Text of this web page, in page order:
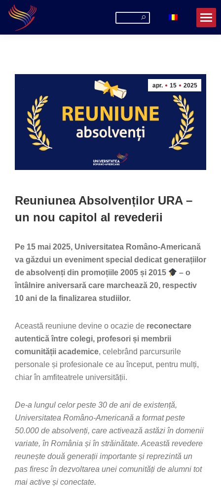
Search:
apr. 15 2025
Reuniunea Absolvenților URA –
un nou capitol al revederii
Pe 15 mai 2025, Universitatea Româno-Americană
va găzdui un eveniment special dedicat generațiilor
de absolvenți din promoțiile 2005 și 2015
– o
întâlnire aniversară care marchează 20, respectiv
10 ani de la finalizarea studiilor.
Această reuniune devine o ocazie de reconectare
autentică între colegi, profesori și membrii
comunității academice, celebrând parcursurile
personale și profesionale ce au început, pentru mulți,
chiar în amfiteatrele universității.
De-a lungul celor peste 30 de ani de existență,
Universitatea Româno-Americană a format peste
50.000 de absolvenți, care activează astăzi în domenii
variate, în România și în străinătate. Această revedere
reunește două generații importante și reprezintă un
pas firesc în dezvoltarea unei comunități de alumni tot
mai active și conectate.